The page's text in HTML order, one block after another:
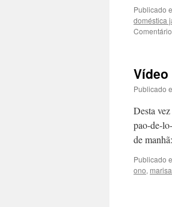
Publicado
doméstica
Publicado
Desta
pao-de-
de manhã:
Publicado
ono,